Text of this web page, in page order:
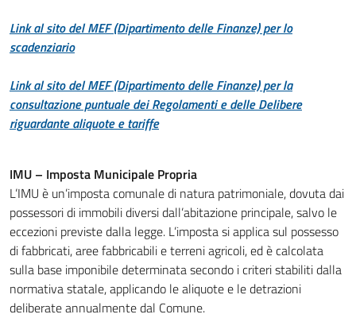
Link al sito del MEF (Dipartimento delle Finanze) per lo
scadenziario
Link al sito del MEF (Dipartimento delle Finanze) per la
consultazione puntuale dei Regolamenti e delle Delibere
riguardante aliquote e tariffe
IMU – Imposta Municipale Propria
L’IMU è un’imposta comunale di natura patrimoniale, dovuta dai
possessori di immobili diversi dall’abitazione principale, salvo le
eccezioni previste dalla legge. L’imposta si applica sul possesso
di fabbricati, aree fabbricabili e terreni agricoli, ed è calcolata
sulla base imponibile determinata secondo i criteri stabiliti dalla
normativa statale, applicando le aliquote e le detrazioni
deliberate annualmente dal Comune.